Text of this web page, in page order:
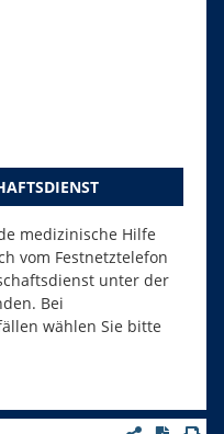
medizinische Hilfe
vom Festnetztelefon
unter der
Bei
wählen Sie bitte